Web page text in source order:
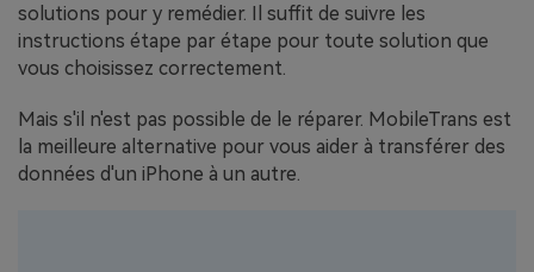
solutions pour y remédier. Il suffit de suivre les
instructions étape par étape pour toute solution que
vous choisissez correctement.
Mais s'il n'est pas possible de le réparer. MobileTrans est
la meilleure alternative pour vous aider à transférer des
données d'un iPhone à un autre.